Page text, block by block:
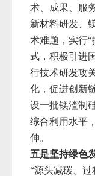
术、成果、服
新材料研发、
术难题，实行
式，积极引进
行技术研发攻
化，促进创新
设一批镁渣制
综合利用水平
伸。
五是坚持绿色
“源头减碳、过